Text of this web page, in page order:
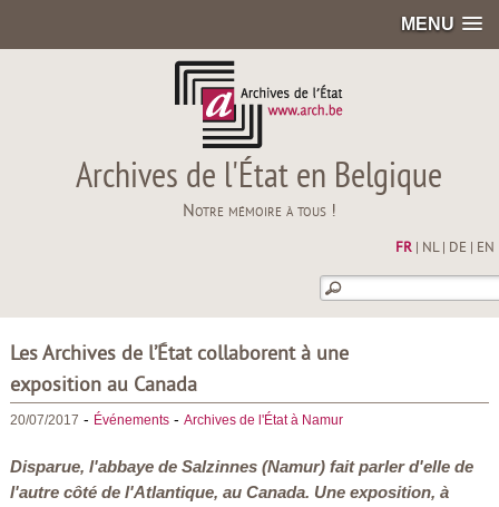
MENU
Archives de l'État en Belgique
Notre mémoire à tous !
FR| NL| DE EN
Les Archives de l’État collaborent à une
exposition au Canada
20/07/2017 - Événements- Archives de l'État à Namur
Disparue, l'abbaye de Salzinnes (Namur) fait parler d'elle de
l'autre côté de l'Atlantique, au Canada. Une exposition, à